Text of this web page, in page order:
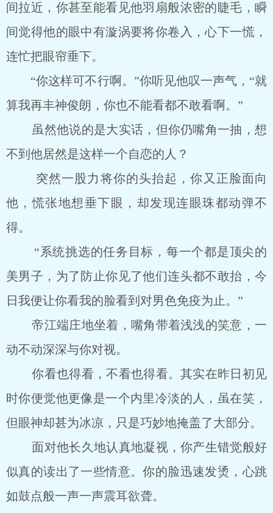
间拉近，你甚至能看见他羽扇般浓密的睫毛，瞬
间觉得他的眼中有漩涡要将你卷入，心下一慌，
连忙把眼帘垂下。
“你这样可不行啊。”你听见他叹一声气，“就
算我再丰神俊朗，你也不能看都不敢看啊。”
虽然他说的是大实话，但你仍嘴角一抽，想
不到他居然是这样一个自恋的人？
突然一股力将你的头抬起，你又正脸面向
他，慌张地想垂下眼，却发现连眼珠都动弹不
得。
“系统挑选的任务目标，每一个都是顶尖的
美男子，为了防止你见了他们连头都不敢抬，今
日我便让你看我的脸看到对男色免疫为止。”
帝江端庄地坐着，嘴角带着浅浅的笑意，一
动不动深深与你对视。
你看也得看，不看也得看。其实在昨日初见
时你便觉他更像是一个内里冷淡的人，虽在笑，
但眼神却甚为冰凉，只是巧妙地掩盖了大部分。
面对他长久地认真地凝视，你产生错觉般好
似真的读出了一些情意。你的脸迅速发烫，心跳
如鼓点般一声一声震耳欲聋。